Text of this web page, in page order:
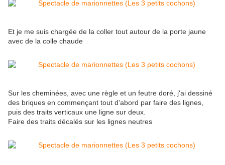
Et je me suis chargée de la coller tout autour de la porte jaune
avec de la colle chaude
Sur les cheminées, avec une règle et un feutre doré, j'ai dessiné
des briques en commençant tout d'abord par faire des lignes,
puis des traits verticaux une ligne sur deux.
Faire des traits décalés sur les lignes neutres